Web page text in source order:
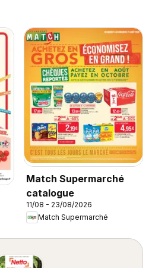
Match Supermarché
catalogue
11/08 - 23/08/2026
Match Supermarché